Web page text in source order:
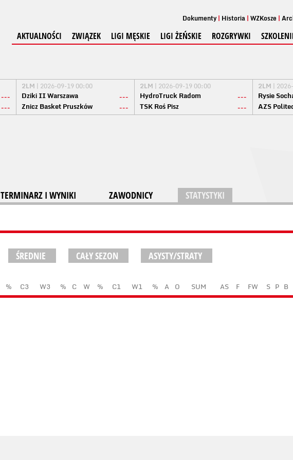
Dokumenty Historia WZKosze
AKTUALNOŚCI ZWIĄZEK LIGI MĘSKIE LIGI ŻEŃSKIE ROZGRYWKI
---
---
2LM | 2026-09-19 00:00
Dziki II Warszawa
---
Znicz Basket Pruszków
---
2LM | 2026-09-19 00:00
HydroTruck Radom
---
TSK Roś Pisz
---
2LM |
Rysie
AZS
TERMINARZ I WYNIKI ZAWODNICY STATYSTYKI
ŚREDNIE CAŁY SEZON ASYSTY/STRATY
% C3 W3 % C W % C1 W1 % A O SUM AS F FW S P B